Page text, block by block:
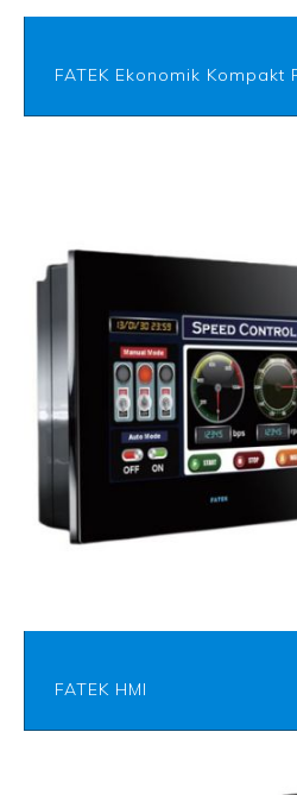
FATEK Ekonomik Kompakt
FATEK HMI